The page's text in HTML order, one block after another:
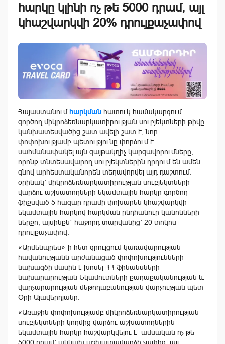
հարկը կլինի ոչ թե 5000 դրամ, այլ
կհաշվարկվի 20% դրույքաչափով
Հայաստանում հարկման հատուկ համակարգում
գործող միկրոձեռնարկատիրության սուբյեկտների թիվը
կանխատեսվածից շատ ավելի շատ է, նոր
փոփոխությամբ պետությունը փորձում է
սահմանափակել այն գայթակղիչ կարգավորումները,
որոնք տնտեսավարող սուբյեկտներին դրդում են ամեն
գնով արհեստականորեն տեղավորվել այդ դաշտում.
օրինակ՝ միկրոձեռնարկատիրության սուբյեկտների
վարձու աշխատողների եկամտային հարկը գործող
ֆիքսված 5 հազար դրամի փոխարեն կհաշվարկվի
եկամտային հարկով հարկման ընդհանուր կանոնների
ներքո, այսինքն` հաջորդ տարվանից՝ 20 տոկոս
դրույքաչափով:
«Արմենպրես»-ի հետ զրույցում կառավարության
հավանությանն արժանացած փոփոխությունների
նախագծի մասին է խոսել ՀՀ ֆինանսների
նախարարության Եկամուտների քաղաքականության և
վարչարարության մեթոդաբանության վարչության պետ
Օրի Ալավերդյանը:
«Առաջին փոփոխությամբ միկրոձեռնարկատիրության
սուբյեկտների կողմից վարձու աշխատողներին
եկամտային հարկը հաշվարկվելու է ամսական ոչ թե